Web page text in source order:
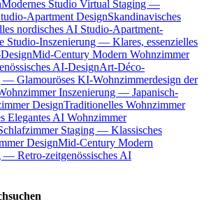
Modernes Studio Virtual Staging —
Apartment DesignSkandinavisches
nordisches AI Studio-Apartment-
Studio-Inszenierung — Klares, essenzielles
Mid-Century Modern Wohnzimmer
AI-DesignArt-Déco-
— Glamouröses KI-Wohnzimmerdesign der
Inszenierung — Japanisch-
DesignTraditionelles Wohnzimmer
Elegantes AI Wohnzimmer
Staging — Klassisches
DesignMid-Century Modern
— Retro-zeitgenössisches AI